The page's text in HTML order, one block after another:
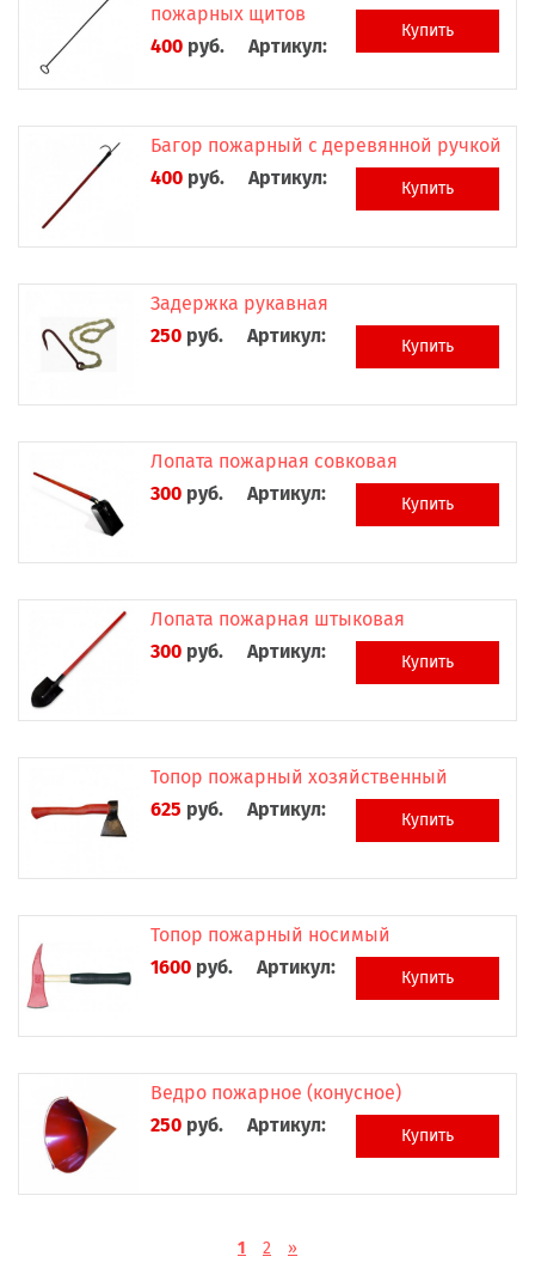
пожарных щитов
400 руб. Артикул:
Купить
Багор пожарный с деревянной ручкой
400 руб. Артикул: Купить
Задержка рукавная
250 руб. Артикул: Купить
Лопата пожарная совковая
300 руб. Артикул: Купить
Лопата пожарная штыковая
300 руб. Артикул: Купить
Топор пожарный хозяйственный
625 руб. Артикул: Купить
Топор пожарный носимый
1600 руб. Артикул: Купить
Ведро пожарное (конусное)
250 руб. Артикул: Купить
1 2 »